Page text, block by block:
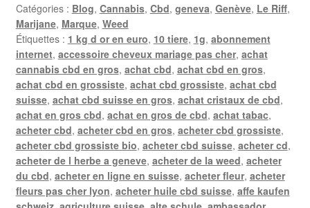
Catégories : Blog, Cannabis, Cbd, geneva, Genève, Le Riff,
Marijane, Marque, Weed
Étiquettes : 1 kg d or en euro, 10 tiere, 1g, abonnement
internet, accessoire cheveux mariage pas cher, achat
cannabis cbd en gros, achat cbd, achat cbd en gros,
achat cbd en grossiste, achat cbd grossiste, achat cbd
suisse, achat cbd suisse en gros, achat cristaux de cbd,
achat en gros cbd, achat en gros de cbd, achat tabac,
acheter cbd, acheter cbd en gros, acheter cbd grossiste,
acheter cbd grossiste bio, acheter cbd suisse, acheter cd,
acheter de l herbe a geneve, acheter de la weed, acheter
du cbd, acheter en ligne en suisse, acheter fleur, acheter
fleurs pas cher lyon, acheter huile cbd suisse, affe kaufen